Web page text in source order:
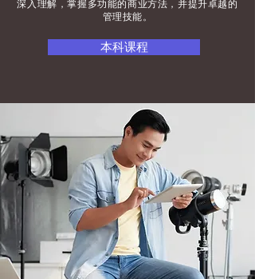
深入理解，掌握多功能的商业方法，并提升卓越的
管理技能。
本科课程